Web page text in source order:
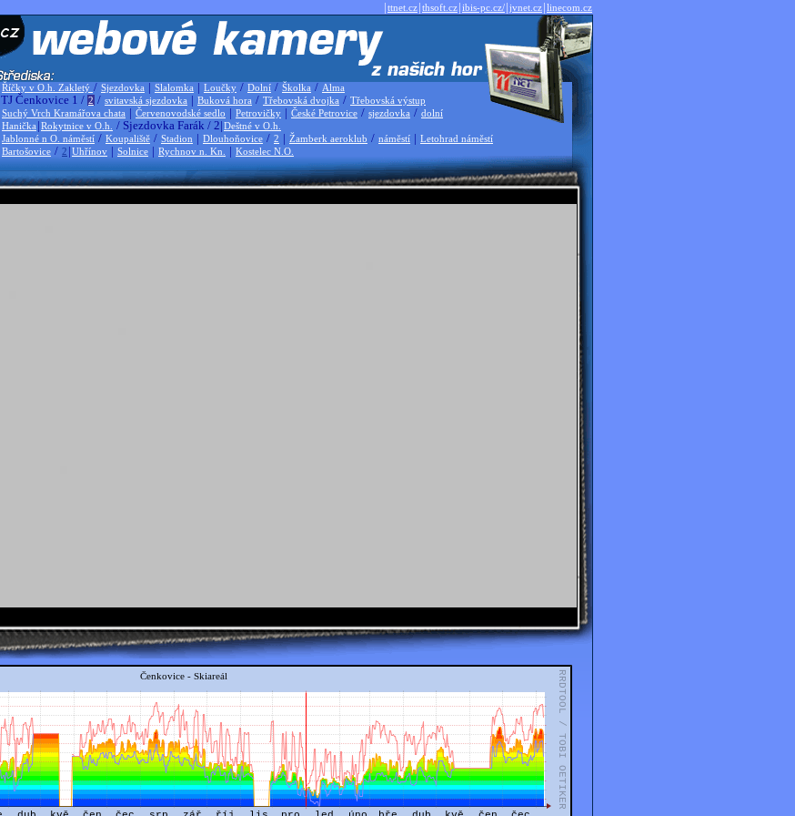
|ttnet.cz|thsoft.cz|ibis-pc.cz/|jvnet.cz|linecom.cz
Říčky v O.h. Zakletý / Sjezdovka | Slalomka | Loučky / Dolní / Školka / Alma
TJ Čenkovice 1 / 2 / svitavská sjezdovka | Buková hora / Třebovská dvojka / Třebovská výstup
Suchý Vrch Kramářova chata | Červenovodské sedlo | Petrovičky | České Petrovice / sjezdovka / dolní
Hanička |Rokytnice v O.h. / Sjezdovka Farák / 2|Deštné v O.h.
Jablonné n O. náměstí / Koupaliště / Stadion | Dlouhoňovice / 2 | Žamberk aeroklub / náměstí | Letohrad náměstí
Bartošovice / 2 |Uhřínov | Solnice | Rychnov n. Kn. | Kostelec N.O.